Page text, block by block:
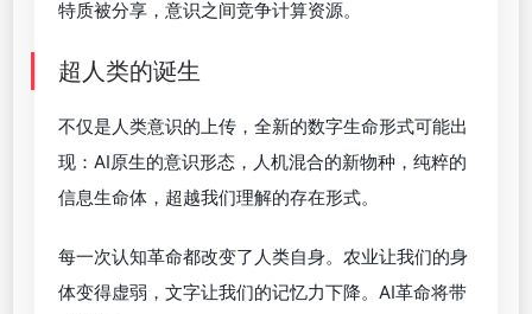
特质被分享，意识之间竞争计算资源。
超人类的诞生
不仅是人类意识的上传，全新的数字生命形式可能出
现：AI原生的意识形态，人机混合的新物种，纯粹的
信息生命体，超越我们理解的存在形式。
每一次认知革命都改变了人类自身。农业让我们的身
体变得虚弱，文字让我们的记忆力下降。AI革命将带